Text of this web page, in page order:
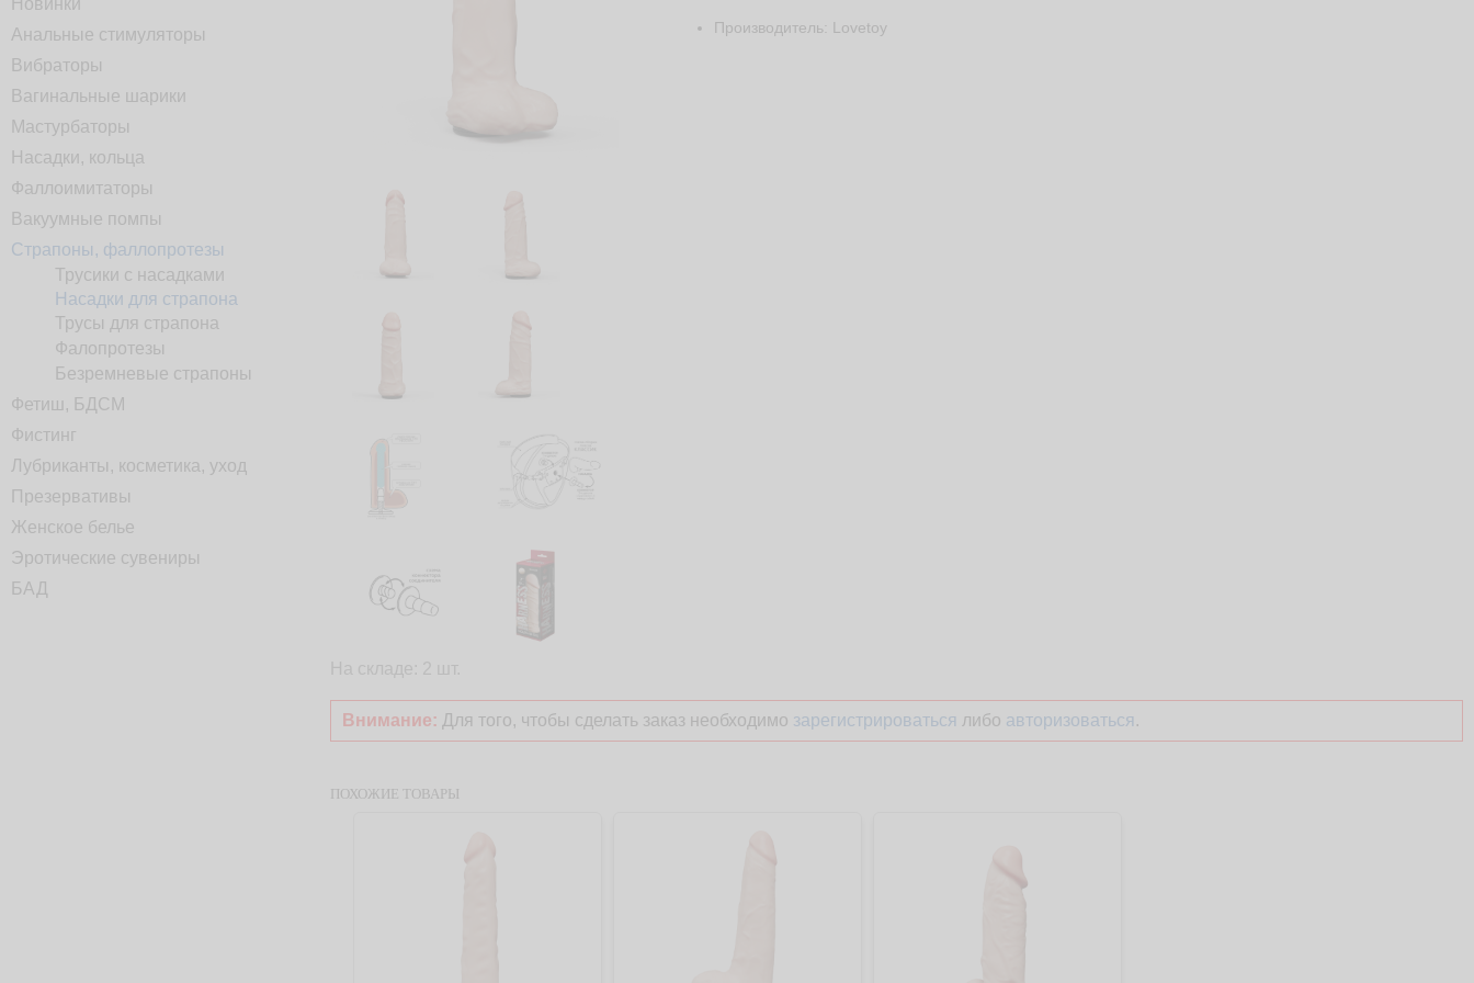
Новинки
Анальные стимуляторы
Вибраторы
Вагинальные шарики
Мастурбаторы
Насадки, кольца
Фаллоимитаторы
Вакуумные помпы
Страпоны, фаллопротезы
Трусики с насадками
Насадки для страпона
Трусы для страпона
Фалопротезы
Безремневые страпоны
Фетиш, БДСМ
Фистинг
Лубриканты, косметика, уход
Презервативы
Женское белье
Эротические сувениры
БАД
Производитель: Lovetoy
Внимание: Для того, чтобы сделать заказ необходимо зарегистрироваться либо авторизоваться .
ПОХОЖИЕ ТОВАРЫ